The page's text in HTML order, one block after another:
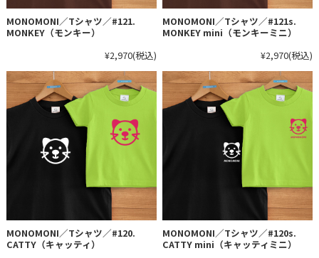
MONOMONI／Tシャツ／#121.
MONKEY（モンキー）
¥2,970(税込)
MONOMONI／Tシャツ／#121s.
MONKEY mini（モンキーミニ）
¥2,970(税込)
MONOMONI／Tシャツ／#120.
CATTY（キャッティ）
MONOMONI／Tシャツ／#120s.
CATTY mini（キャッティミニ）